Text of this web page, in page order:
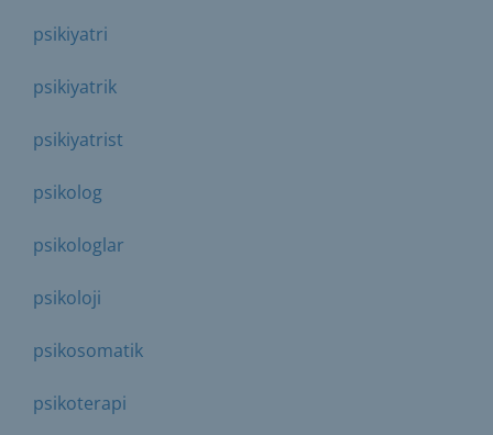
psikiyatri
psikiyatrik
psikiyatrist
psikolog
psikologlar
psikoloji
psikosomatik
psikoterapi